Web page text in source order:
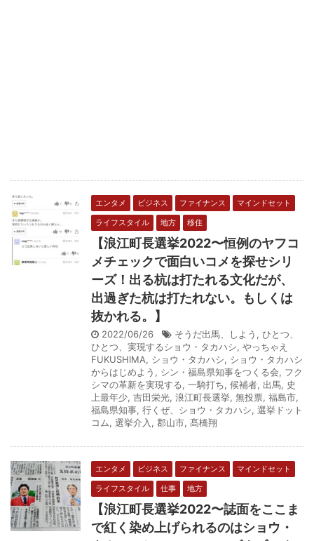
エンタメ ビジネス ファイナンス
マインドセット
ライフスタイル
地方 移住
【浪江町長選挙2022〜恒例のヤフコ
メチェックで面白いコメを探せシリ
ーズ！出る杭は打たれる文化だが、
出過ぎた杭は打たれない。もしくは
抜かれる。】
2022/06/26 そうだ出馬、しよう , ひとつ、
ひとつ、実現するショウ・タカハシ, やっちゃえ
FUKUSHIMA, ショウ・タカハシ, ショウ・タカハシ
からはじめよう , シン・福島県知事をつくる会, フク
シマの革新を実現する, 一騎打ち, 候補者, 出馬, 史
上最年少, 吉田栄光, 浪江町長選挙, 無投票, 福島市,
福島県知事, 行くぜ、ショウ・タカハシ, 選挙ドット
コム, 選挙介入 , 郡山市, 髙橋翔
エンタメ ビジネス ファイナンス
マインドセット
ライフスタイル
仕事 地方
【浪江町長選挙2022〜誌面をここま
で紅く染め上げられるのはショウ・